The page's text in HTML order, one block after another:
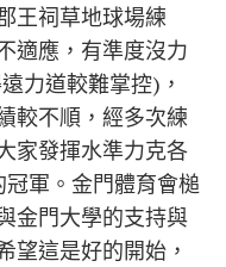
王祠草地球場練
適應，有準度沒力
力道較難掌控)，
較不順，經多次練
家發揮水準力克各
軍。金門體育會槌
金門大學的支持與
望這是好的開始，